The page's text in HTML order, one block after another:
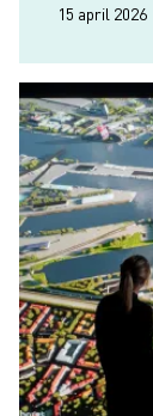
15 april 2026